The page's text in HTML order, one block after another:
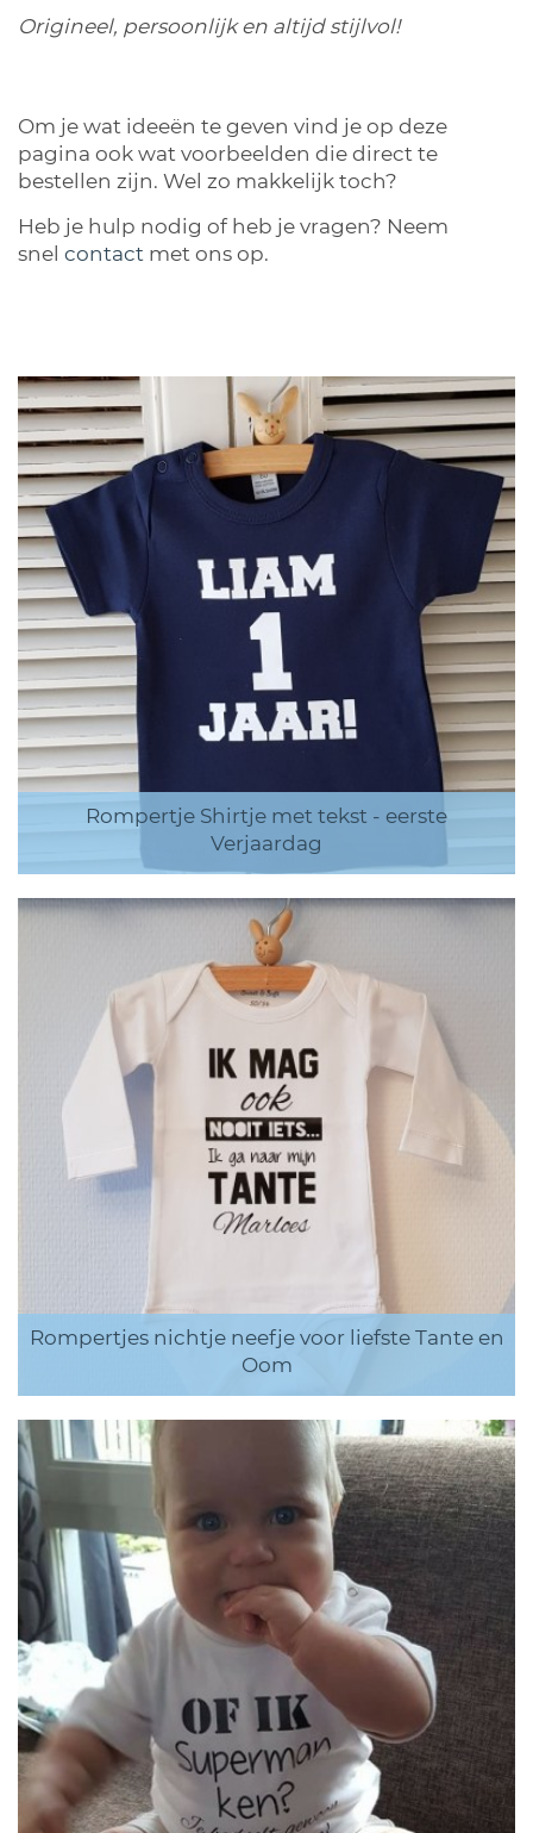
Origineel, persoonlijk en altijd stijlvol!
Om je wat ideeën te geven vind je op deze
pagina ook wat voorbeelden die direct te
bestellen zijn. Wel zo makkelijk toch?
Heb je hulp nodig of heb je vragen? Neem
snel contact met ons op.
Rompertje Shirtje met tekst - eerste
Verjaardag
Rompertjes nichtje neefje voor liefste Tante en
Oom